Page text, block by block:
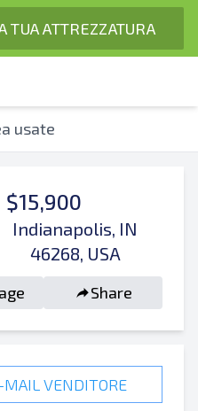
TUA ATTREZZATURA
usate
$15,900
Indianapolis, IN
46268, USA
Share
MAIL VENDITORE